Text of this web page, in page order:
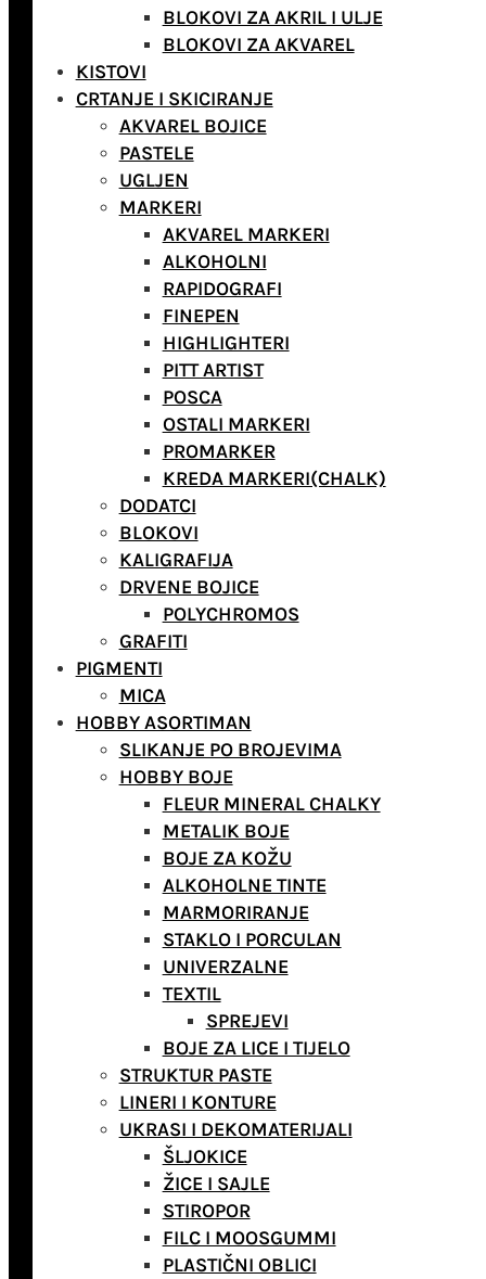
BLOKOVI ZA AKRIL I ULJE
BLOKOVI ZA AKVAREL
KISTOVI
CRTANJE I SKICIRANJE
AKVAREL BOJICE
PASTELE
UGLJEN
MARKERI
AKVAREL MARKERI
ALKOHOLNI
RAPIDOGRAFI
FINEPEN
HIGHLIGHTERI
PITT ARTIST
POSCA
OSTALI MARKERI
PROMARKER
KREDA MARKERI(CHALK)
DODATCI
BLOKOVI
KALIGRAFIJA
DRVENE BOJICE
POLYCHROMOS
GRAFITI
PIGMENTI
MICA
HOBBY ASORTIMAN
SLIKANJE PO BROJEVIMA
HOBBY BOJE
FLEUR MINERAL CHALKY
METALIK BOJE
BOJE ZA KOŽU
ALKOHOLNE TINTE
MARMORIRANJE
STAKLO I PORCULAN
UNIVERZALNE
TEXTIL
SPREJEVI
BOJE ZA LICE I TIJELO
STRUKTUR PASTE
LINERI I KONTURE
UKRASI I DEKOMATERIJALI
ŠLJOKICE
ŽICE I SAJLE
STIROPOR
FILC I MOOSGUMMI
PLASTIČNI OBLICI